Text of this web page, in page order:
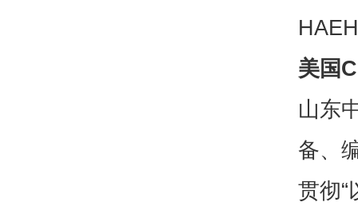
美国
山东
备、
贯彻